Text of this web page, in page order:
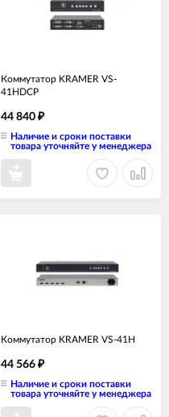
Коммутатор KRAMER VS-
41HDCP
44 840 ₽
Наличие и сроки поставки
товара уточняйте у менеджера
Коммутатор KRAMER VS-41H
44 566 ₽
Наличие и сроки поставки
товара уточняйте у менеджера